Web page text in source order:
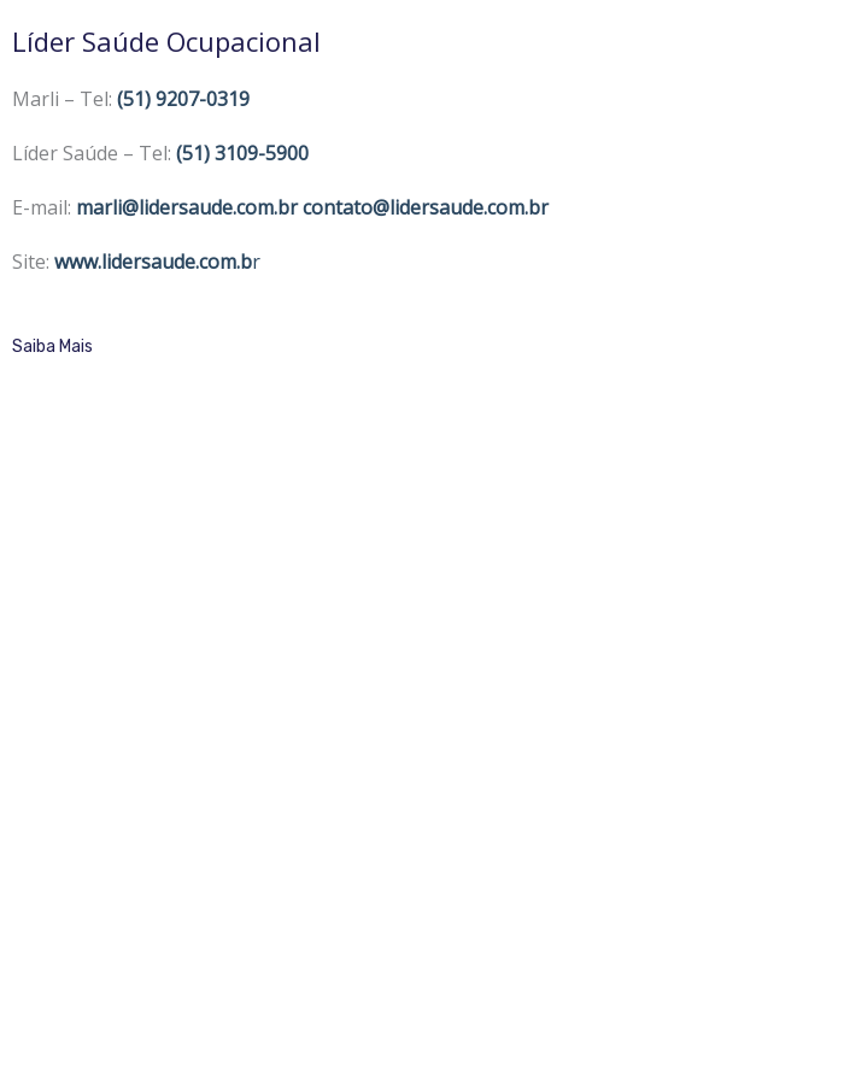
Líder Saúde Ocupacional
Marli – Tel: (51) 9207-0319
Líder Saúde – Tel: (51) 3109-5900
E-mail: marli@lidersaude.com.brcontato@lidersaude.com.br
Site: www.lidersaude.com.br
Saiba Mais